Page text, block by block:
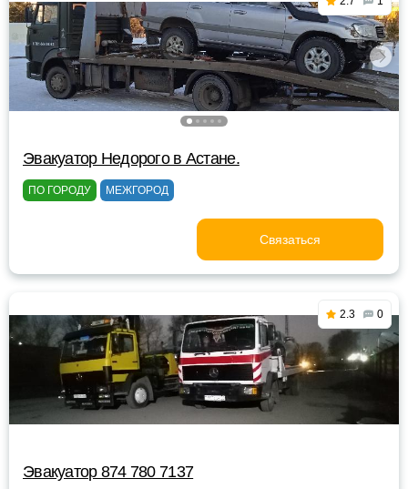
Эвакуатор Недорого в Астане.
ПО ГОРОДУ МЕЖГОРОД
Связаться
2.3 0
Эвакуатор 874 780 7137